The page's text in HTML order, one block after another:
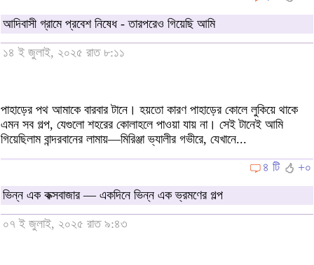
আদিবাসী গ্রামে প্রবেশ নিষেধ - তারপরেও গিয়েছি আমি
১৪ ই জুলাই, ২০২৫ রাত ৮:১১
পাহাড়ের পথ আমাকে বারবার টানে। হয়তো কারণ পাহাড়ের কোলে লুকিয়ে থাকে
এমন সব গল্প, যেগুলো শহরের কোলাহলে পাওয়া যায় না। সেই টানেই আমি
গিয়েছিলাম বান্দরবানের লামায়—মিরিঞ্জা ভ্যালীর গভীরে, যেখানে...
৪ টি
+০
ভিন্ন এক কক্সবাজার — একদিনে ভিন্ন এক ভ্রমণের গল্প
০৭ ই জুলাই, ২০২৫ রাত ৯:৪৩